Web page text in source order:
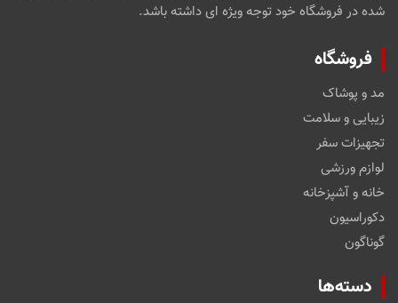
شده در فروشگاه خود توجه ویژه ای داشته باشد.
فروشگاه
مد و پوشاک
زیبایی و سلامت
تجهیزات سفر
لوازم ورزشی
خانه و آشپزخانه
دکوراسیون
گوناگون
دسته‌ها